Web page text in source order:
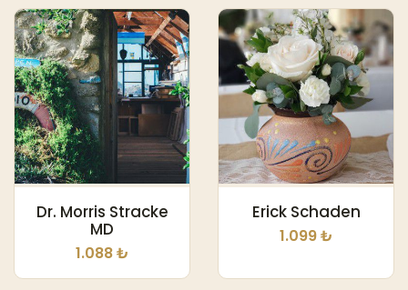
Dr. Morris Stracke
MD
1.088 ₺
Erick Schaden
1.099 ₺